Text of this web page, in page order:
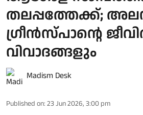
തലപ്പത്തേക്ക്;
ഗ്രീൻസ്പാന്റെ
വിവാദങ്ങളും
Madism Desk
Published on: 23 Jun 2026, 3:00 pm